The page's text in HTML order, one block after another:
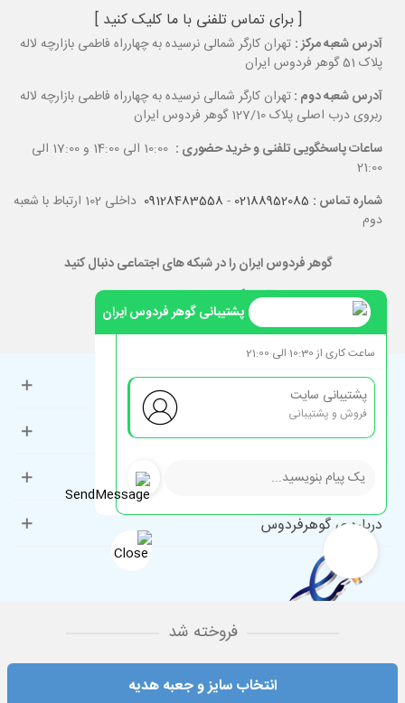
فروخته شد
انتخاب سایز و جعبه هدیه
[ برای تماس تلفنی با ما کلیک کنید ]
آدرس شعبه مرکز : تهران کارگر شمالی نرسیده به چهارراه فاطمی بازارچه لاله
پلاک 51 گوهر فردوس ایران
آدرس شعبه دوم :تهران کارگر شمالی نرسیده به چهارراه فاطمی بازارچه لاله
ربروی درب اصلی پلاک 127/10 گوهر فردوس ایران
ساعات پاسخگویی تلفنی و خرید حضوری :
10:00 الی 14:00 و 17:00 الی
21:00
شماره تماس : 02188952085
-
09128483558
داخلی 102 ارتباط با شعبه
دوم
گوهر فردوس ایران را در شبکه های اجتماعی دنبال کنید
حساب کاربری
راهنمای مشتریان
دسته‌بندی‌های پرطرفدار
درباره ی گوهرفردوس
پشتیبانی گوهر فردوس ایران
ساعت کاری از 10:30 الی 21:00
پشتیبانی سایت
فروش و پشتیبانی